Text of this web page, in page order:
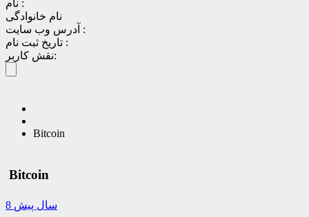
نام :
نام خانوادگی
آدرس وب سایت :
تاریخ ثبت نام :
نقش کاربر:
Bitcoin
Bitcoin
8 سال پیش